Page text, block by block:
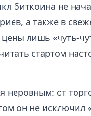
биткоина не
а также в
лишь «чуть-
стартом
неровным: от
он не исключил